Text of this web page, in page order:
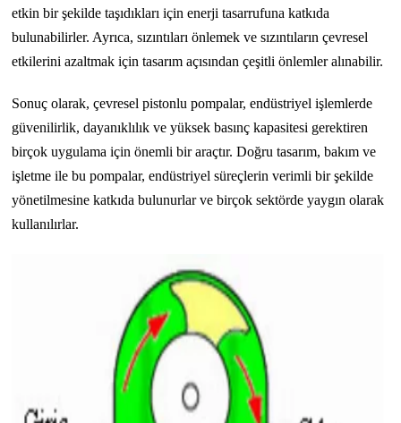
etkin bir şekilde taşıdıkları için enerji tasarrufuna katkıda
bulunabilirler. Ayrıca, sızıntıları önlemek ve sızıntıların çevresel
etkilerini azaltmak için tasarım açısından çeşitli önlemler alınabilir.
Sonuç olarak, çevresel pistonlu pompalar, endüstriyel işlemlerde
güvenilirlik, dayanıklılık ve yüksek basınç kapasitesi gerektiren
birçok uygulama için önemli bir araçtır. Doğru tasarım, bakım ve
işletme ile bu pompalar, endüstriyel süreçlerin verimli bir şekilde
yönetilmesine katkıda bulunurlar ve birçok sektörde yaygın olarak
kullanılırlar.